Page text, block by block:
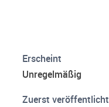
Erscheint
Unregelmäßig
Zuerst veröffentlicht